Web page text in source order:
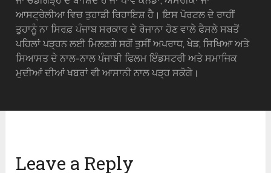
ਆਸਟ੍ਰੇਲੀਆ ਵਿਚ ਤੁਹਾਡੀ ਰਿਹਾਇਸ਼ ਹੈ। ਇਸ ਪੋਰਟਲ ਦੇ ਰਾਹੀਂ
ਤੁਹਾਨੂੰ ਨਾ ਸਿਰਫ਼ ਪੰਜਾਬ ਸਰਕਾਰ ਦੇ ਰੋਜਾਨਾ ਹੋਣ ਵਾਲੇ ਫੈਸਲੇ ਸਬਤੋਂ
ਪਹਿਲਾਂ ਪੜ੍ਹਨ ਲਈ ਮਿਲਣਗੇ ਸਗੋਂ ਤੁਸੀਂ ਅਪਰਾਧ, ਖੇਡ, ਸਿਖਿਆ ਅਤੇ
ਸਿਆਸਤ ਦੇ ਨਾਲ-ਨਾਲ ਪੰਜਾਬੀ ਫਿਲਮ ਇੰਡਸਟਰੀ ਅਤੇ ਸਮਾਜਿਕ
ਮੁਦੀਆਂ ਦੀਆਂ ਖਬਰਾਂ ਵੀ ਆਸਾਨੀ ਨਾਲ ਪੜ੍ਹ ਸਕੋਗੇ।
Leave a Reply